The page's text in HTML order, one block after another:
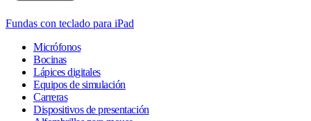
Fundas con teclado para iPad
Micrófonos
Bocinas
Lápices digitales
Equipos de simulación
Carreras
Dispositivos de presentación